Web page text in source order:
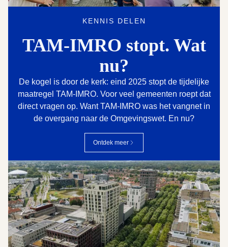
KENNIS DELEN
TAM-IMRO stopt. Wat
nu?
De kogel is door de kerk: eind 2025 stopt de tijdelijke
maatregel TAM-IMRO. Voor veel gemeenten roept dat
direct vragen op. Want TAM-IMRO was het vangnet in
de overgang naar de Omgevingswet. En nu?
Ontdek meer